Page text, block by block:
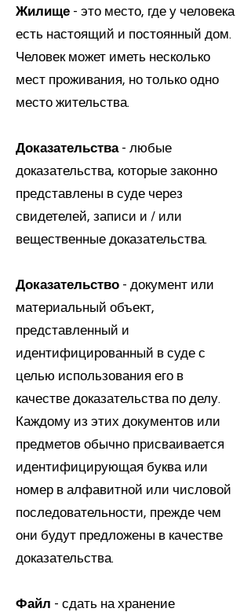
Жилище - это место, где у человека
есть настоящий и постоянный дом.
Человек может иметь несколько
мест проживания, но только одно
место жительства.
Доказательства- любые
доказательства, которые законно
представлены в суде через
свидетелей, записи и / или
вещественные доказательства.
Доказательство - документ или
материальный объект,
представленный и
идентифицированный в суде с
целью использования его в
качестве доказательства по делу.
Каждому из этих документов или
предметов обычно присваивается
идентифицирующая буква или
номер в алфавитной или числовой
последовательности, прежде чем
они будут предложены в качестве
доказательства.
Файл - сдать на хранение